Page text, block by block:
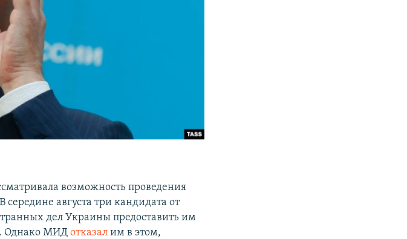
возможность проведения
августа три кандидата от
дел Украины предоставить им
Однако МИДотказал им в этом,